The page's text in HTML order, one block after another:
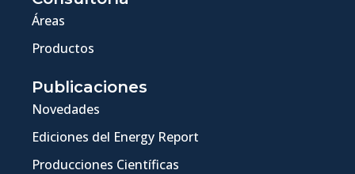
Áreas
Productos
Publicaciones
Novedades
Ediciones del Energy Report
Producciones Científicas